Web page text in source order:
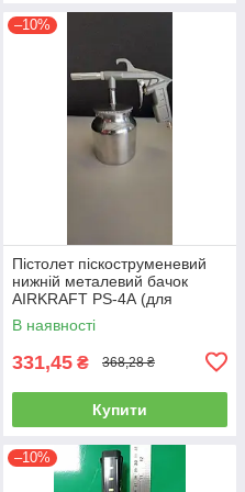
–10%
Пістолет піскоструменевий
нижній металевий бачок
AIRKRAFT PS-4А (для
розпилення, нагнітання,
пневмопістолет)
В наявності
331,45 ₴ 368,28 ₴
Купити
–10%